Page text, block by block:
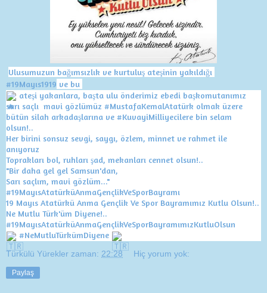
#19Mayıs1919 ve bu
ateşi yakanlara, başta ulu önderimiz ebedi başkomutanımız
sarı saçlı  mavi gözlümüz #MustafaKemalAtatürk olmak üzere
bütün silah arkadaşlarına ve #KuvayiMilliyecilere bin selam
olsun!..
Her birini sonsuz sevgi, saygı, özlem, minnet ve rahmet ile
anıyoruz
Toprakları bol, ruhları şad, mekanları cennet olsun!..
"Bir daha gel gel Samsun'dan,
Sarı saçlım, mavi gözlüm..."
#19MayısAtatürküAnmaGençlikVeSporBayramı
19 Mayıs Atatürkü Anma Gençlik Ve Spor Bayramımız Kutlu Olsun!..
Ne Mutlu Türk'üm Diyene!..
#19MayısAtatürküAnmaGençlikVeSporBayramımızKutluOlsun
#NeMutluTürkümDiyene
Türkülü Yürekler zaman: 22:28 Hiç yorum yok:
Paylaş